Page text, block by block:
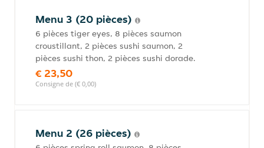
Menu 3 (20 pièces)
6 pièces tiger eyes, 8 pièces saumon
croustillant, 2 pièces sushi saumon, 2
pièces sushi thon, 2 pièces sushi dorade.
€ 23,50
Consigne de (€ 0,00)
Menu 2 (26 pièces)